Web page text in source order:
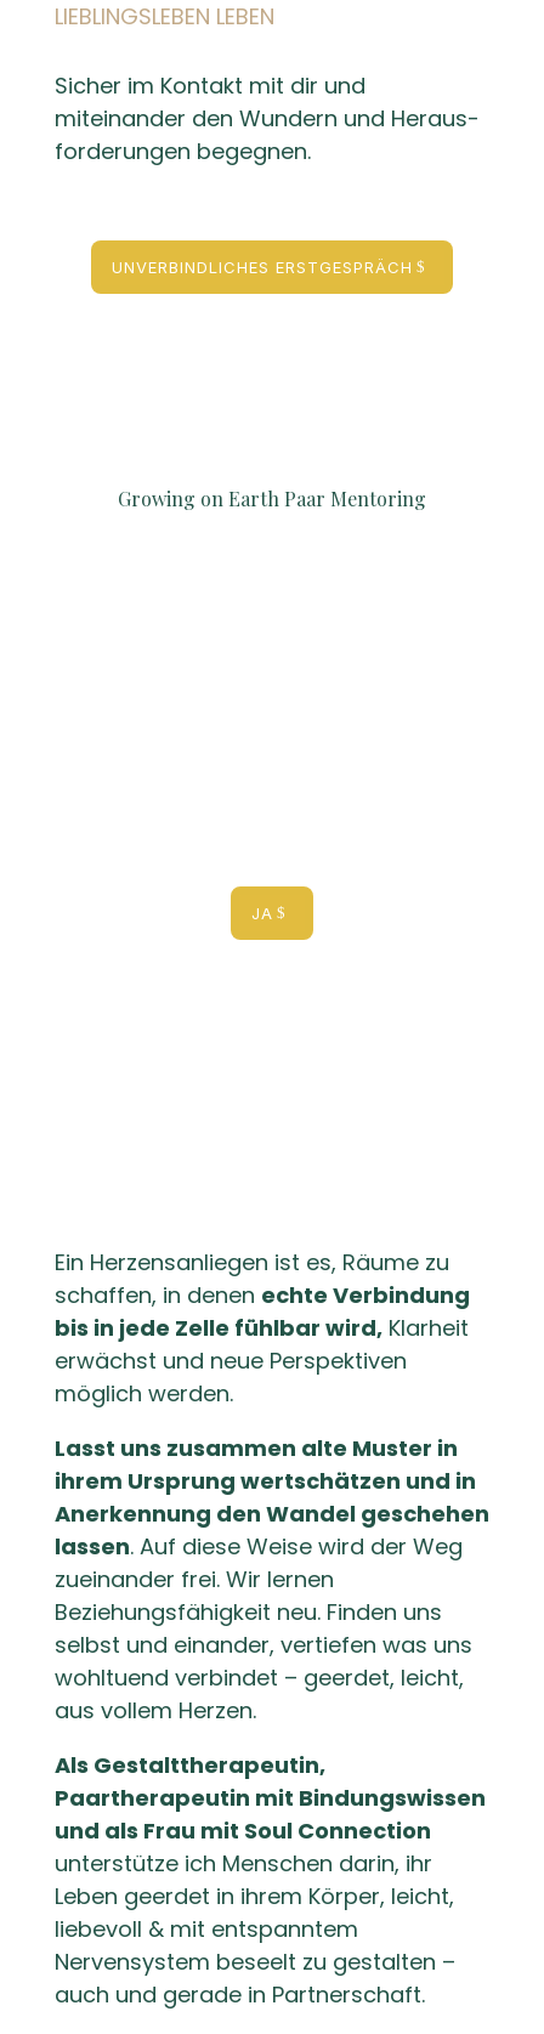
LIEBLINGSLEBEN LEBEN
Sicher im Kontakt mit dir und
miteinander den Wundern und Heraus-
forderungen begegnen.
UNVERBINDLICHES ERSTGESPRÄCH
Growing on Earth Paar Mentoring
JA
Ein Herzensanliegen ist es, Räume zu
schaffen, in denen echte Verbindung
bis in jede Zelle fühlbar wird,Klarheit
erwächst und neue Perspektiven
möglich werden.
Lasst uns zusammen alte Muster in
ihrem Ursprung wertschätzen und in
Anerkennung den Wandel geschehen
lassen. Auf diese Weise wird der Weg
zueinander frei. Wir lernen
Beziehungsfähigkeit neu. Finden uns
selbst und einander, vertiefen was uns
wohltuend verbindet – geerdet, leicht,
aus vollem Herzen.
Als Gestalttherapeutin,
Paartherapeutin mit Bindungswissen
und als Frau mit Soul Connection
unterstütze ich Menschen darin, ihr
Leben geerdet in ihrem Körper, leicht,
liebevoll & mit entspanntem
Nervensystem beseelt zu gestalten –
auch und gerade in Partnerschaft.